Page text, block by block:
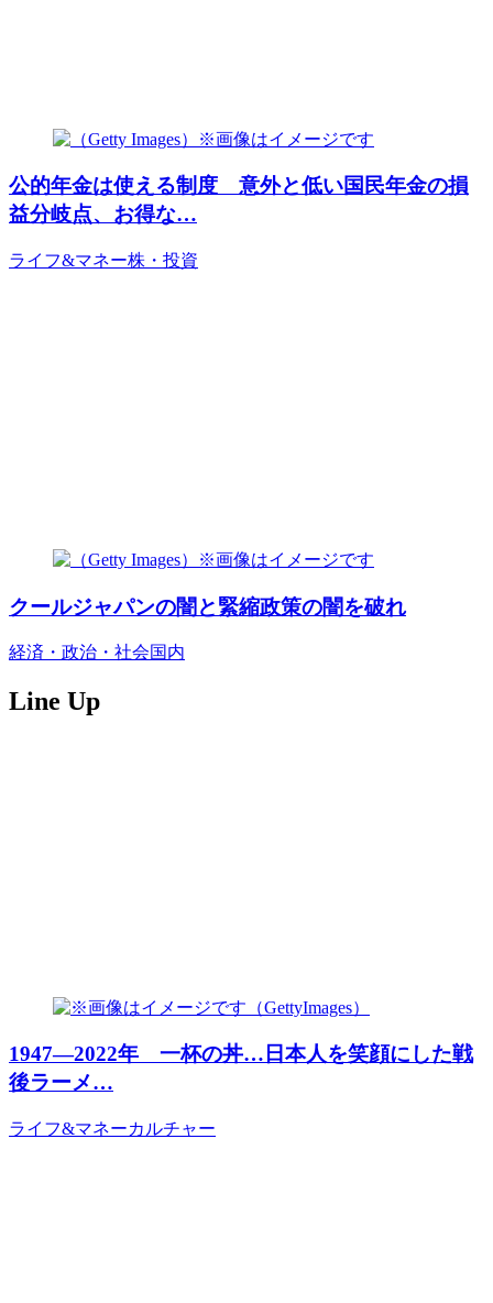
公的年金は使える制度 意外と低い国民年金の損
益分岐点、お得な…
ライフ&マネー株・投資
クールジャパンの闇と緊縮政策の闇を破れ
経済・政治・社会国内
Line Up
1947―2022年 一杯の丼…日本人を笑顔にした戦
後ラーメ…
ライフ&マネーカルチャー